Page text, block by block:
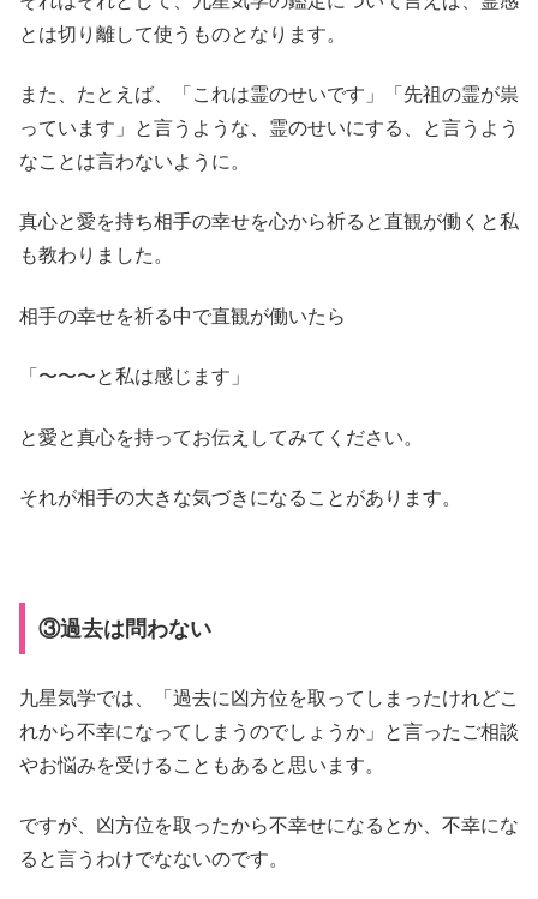
とは切り離して使うものとなります。
また、たとえば、「これは霊のせいです」「先祖の霊が祟
っています」と言うような、霊のせいにする、と言うよう
なことは言わないように。
真心と愛を持ち相手の幸せを心から祈ると直観が働くと私
も教わりました。
相手の幸せを祈る中で直観が働いたら
「〜〜〜と私は感じます」
と愛と真心を持ってお伝えしてみてください。
それが相手の大きな気づきになることがあります。
③過去は問わない
九星気学では、「過去に凶方位を取ってしまったけれどこ
れから不幸になってしまうのでしょうか」と言ったご相談
やお悩みを受けることもあると思います。
ですが、凶方位を取ったから不幸せになるとか、不幸にな
ると言うわけでなないのです。